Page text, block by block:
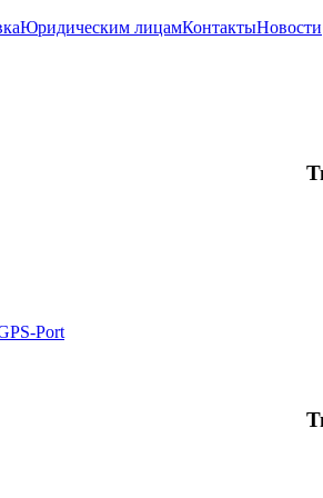
Юридическим лицамКонтактыНовости